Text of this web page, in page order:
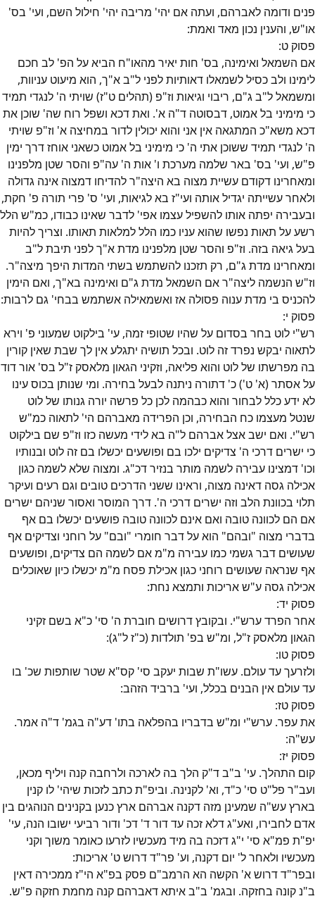
פנים ודומה לאברהם, ועתה אם יהי' מריבה יהי' חילול השם, ועי' בס'
או"ש, והענין נכון מאד ואמת:
פסוק ט:
אם השמאל ואימינה, בס' חות יאיר מהאו"ח הביא על הפ' לב חכם
לימינו ולב כסיל לשמאלו דאותיות לפני ל"ב א"ך, הוא מיעוט עניוות,
ומשמאל ל"ב ג"ם, ריבוי וגיאות וז"פ (תהלים ט"ז) שויתי ה' לנגדי תמיד
כי מימיני בל אמוט, דבסוטה ד"ה א'. ואת דכא ושפל רוח שה' שוכן את
דכא משא"כ המתגאה אין אני והוא יכולין לדור במחיצה א' וז"פ שויתי
ה' לנגדי תמיד ששוכן אתי ה' כי מימיני בל אמוט כשאני אוחז דרך ימין
פ"ש, ועי' בס' באר שלמה מערכת ו' אות ה' עה"פ והסר שטן מלפנינו
ומאחרינו דקודם עשיית מצוה בא היצה"ר להדיחו דמצוה אינה גדולה
ולאחר עשייתה יגדיל אותה ועי"ז בא לגיאות, ועי' ס' פרי תורה פ' חקת,
ובעבירה יפתה אותו להשפיל עצמו אפי' לדבר שאינו כבודו, כמ"ש הלל
רשע על תאות נפשו שהוא עניו כמו הלל למלאות תאותו. וצריך להיות
בעל גיאה בזה. וז"פ והסר שטן מלפנינו מדת א"ך לפני תיבת ל"ב
ומאחרינו מדת ג"ם, רק תזכנו להשתמש בשתי המדות היפך מיצה"ר.
וז"ש הנשמה ליצה"ר אם השמאל מדת ג"ם ואימינה בא"ך, ואם הימין
להכניס בי מדת ענוה פסולה אז ואשמאילה אשתמש בבחי' גם לרבות:
פסוק י:
רש"י לוט בחר בסדום על שהיו שטופי זמה, עי' בילקוט שמעוני פ' וירא
לתאוה יבקש נפרד זה לוט. ובכל תושיה יתגלע אין לך שבת שאין קורין
בה מפרשתו של לוט והוא פליאה, וזקיני הגאון מלאסק ז"ל בס' אור דוד
על אסתר (א' ט') כ' דתורה ניתנה לבעל בחירה. ומי שנותן בכוס עינו
לא ידע כלל לבחור והוא כבהמה לכן כל פרשה יורה גנותו של לוט
שנטל מעצמו כח הבחירה, וכן הפרידה מאברהם הי' לתאוה כמ"ש
רש"י. ואם ישב אצל אברהם ל"ה בא לידי מעשה כזו וז"פ שם בילקוט
כי ישרים דרכי ה' צדיקים ילכו בם ופושעים יכשלו בם זה לוט ובנותיו
וכו' דמצינו עבירה לשמה מותר בנזיר דכ"ג. ומצוה שלא לשמה כגון
אכילה גסה דאינה מצוה, וראינו ששני הדרכים טובים וגם רעים ועיקר
תלוי בכוונת הלב וזה ישרים דרכי ה'. דרך המוסר ואסור שניהם ישרים
אם הם לכוונה טובה ואם אינם לכוונה טובה פושעים יכשלו בם אף
בדברי מצוה "ובהם" הוא על דבר חומרי "ובם" על רוחני וצדיקים אף
שעושים דבר גשמי כמו עבירה מ"מ אם לשמה הם צדיקים, ופושעים
אף שנראה שעושים רוחני כגון אכילת פסח מ"מ יכשלו כיון שאוכלים
אכילה גסה ע"ש אריכות ותמצא נחת:
פסוק יד:
אחר הפרד ערש"י. ובקובץ דרושים חוברת ה' סי' כ"א בשם זקיני
הגאון מלאסק ז"ל, ומ"ש בפ' תולדות (כ"ז ל"ג):
פסוק טו:
ולזרעך עד עולם. עשו"ת שבות יעקב סי' קס"א שטר שותפות שכ' בו
עד עולם אין הבנים בכלל, ועי' ברביד הזהב:
פסוק טז:
את עפר. ערש"י ומ"ש בדבריו בהפלאה בתו' דע"ה בגמ' ד"ה אמר.
עש"ה:
פסוק יז:
קום התהלך. עי' ב"ב ד"ק הלך בה לארכה ולרחבה קנה ויליף מכאן,
ועב"ר פל"ט סי' כ"ד, וא' לקנינה. וביפ"ת כתב לזכות שיהי' לו קנין
בארץ עש"ה שמעינן מזה דקנה אברהם ארץ כנען בקנינים הנוהגים בין
אדם לחבירו, ואע"ג דלא זכה עד דור ד' דכ' ודור רביעי ישובו הנה, עי'
יפ"ת פמ"א סי' י"ג דזכה בה מיד מעכשיו לזרעו כאומר משוך וקני
מעכשיו ולאחר ל' יום דקנה, וע' פר"ד דרוש ט' אריכות:
ובפר"ד דרוש א' הקשה הא הרמב"ם פסק בפ"א הי"ז ממכירה דאין
ב"נ קונה בחזקה. ובגמ' ב"ב איתא דאברהם קנה מחמת חזקה פ"ש.